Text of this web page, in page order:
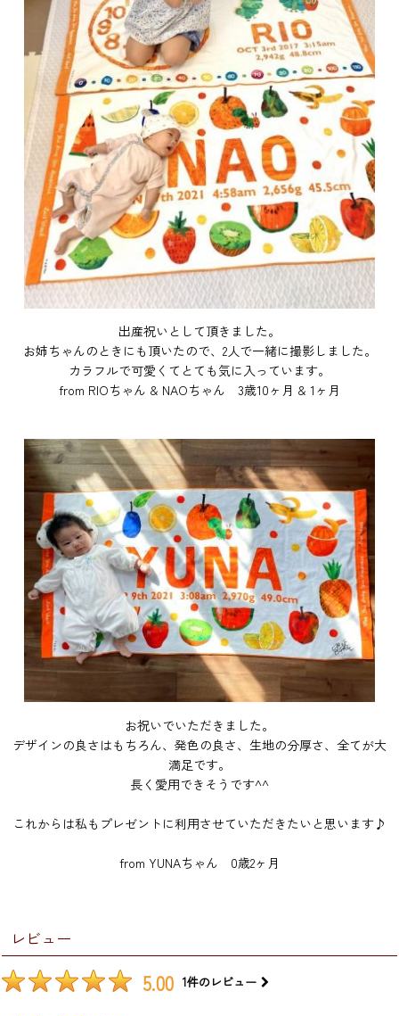
出産祝いとして頂きました。
お姉ちゃんのときにも頂いたので、2人で一緒に撮影しました。
カラフルで可愛くてとても気に入っています。
from RIOちゃん & NAOちゃん 3歳10ヶ月 & 1ヶ月
お祝いでいただきました。
デザインの良さはもちろん、発色の良さ、生地の分厚さ、全てが大
満足です。
長く愛用できそうです^^
これからは私もプレゼントに利用させていただきたいと思います♪
from YUNAちゃん 0歳2ヶ月
レビュー
5.00 1件のレビュー